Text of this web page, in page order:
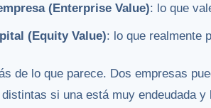
(Enterprise Value): lo que
(Equity Value): lo que realmente
de lo que parece. Dos empresas
si una está muy endeudada